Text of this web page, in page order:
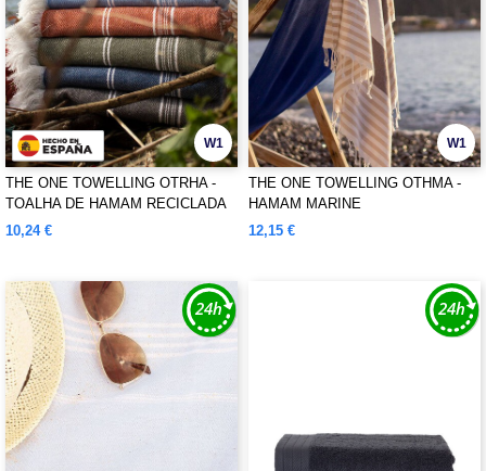
W1
THE ONE TOWELLING OTRHA -
TOALHA DE HAMAM RECICLADA
10,24 €
W1
THE ONE TOWELLING OTHMA -
HAMAM MARINE
12,15 €